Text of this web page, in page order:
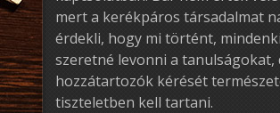
mert a kerékpáros társadalmat
érdekli, hogy mi történt, mindenki
szeretné levonni a tanulságokat,
hozzátartozók kérését
tiszteletben kell tartani.